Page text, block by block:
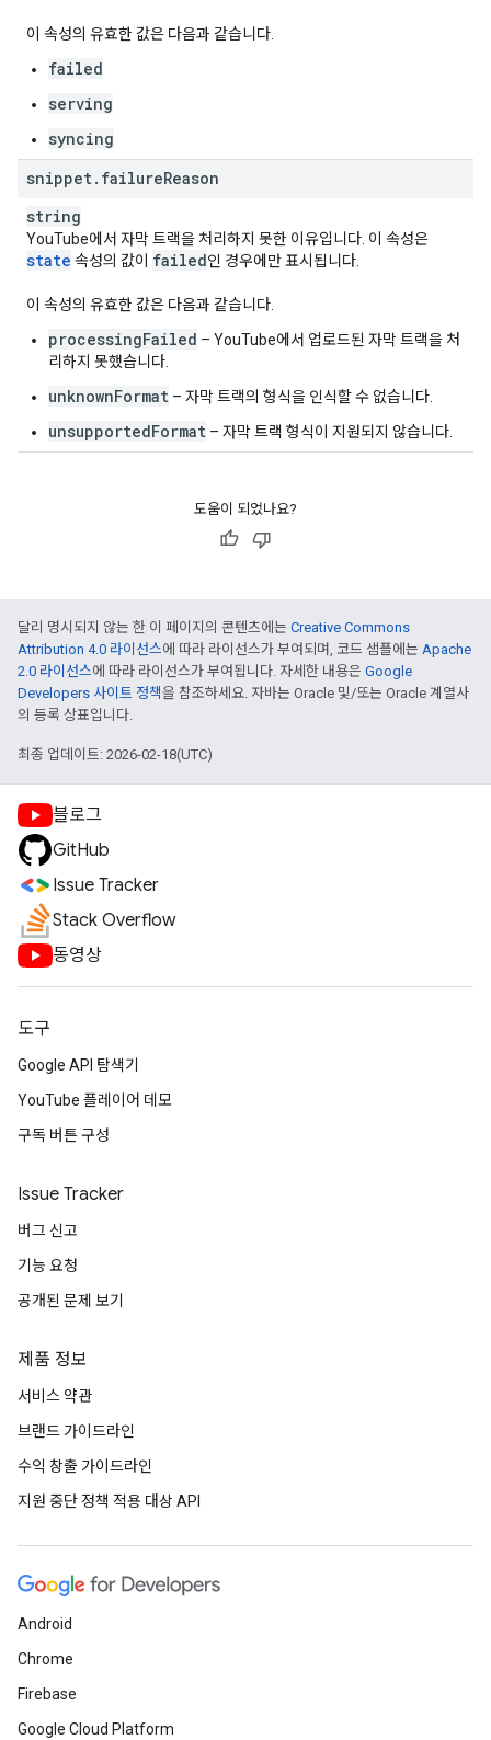
이 속성의 유효한 값은 다음과 같습니다.
failed
serving
syncing
snippet. failureReason
string
YouTube에서 자막 트랙을 처리하지 못한 이유입니다. 이 속성은
state 속성의 값이 failed인 경우에만 표시됩니다.
이 속성의 유효한 값은 다음과 같습니다.
processingFailed – YouTube에서 업로드된 자막 트랙을 처
리하지 못했습니다.
unknownFormat – 자막 트랙의 형식을 인식할 수 없습니다.
unsupportedFormat – 자막 트랙 형식이 지원되지 않습니다.
도움이 되었나요?
달리 명시되지 않는 한 이 페이지의 콘텐츠에는 Creative Commons
Attribution 4.0 라이선스에 따라 라이선스가 부여되며, 코드 샘플에는 Apache
2.0 라이선스에 따라 라이선스가 부여됩니다. 자세한 내용은 Google
Developers 사이트 정책을 참조하세요. 자바는 Oracle 및/또는 Oracle 계열사
의 등록 상표입니다.
최종 업데이트: 2026-02-18(UTC)
블로그
GitHub
Issue Tracker
Stack Overflow
동영상
도구
Google API 탐색기
YouTube 플레이어 데모
구독 버튼 구성
Issue Tracker
버그 신고
기능 요청
공개된 문제 보기
제품 정보
서비스 약관
브랜드 가이드라인
수익 창출 가이드라인
지원 중단 정책 적용 대상 API
Android
Chrome
Firebase
Google Cloud Platform